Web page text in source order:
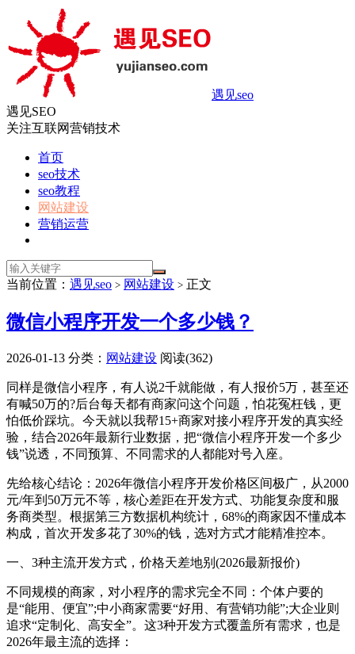
遇见seo
遇见SEO
关注互联网营销技术
首页
seo技术
seo教程
网站建设
营销运营
当前位置： 遇见seo > 网站建设 > 正文
微信小程序开发一个多少钱？
2026-01-13 分类： 网站建设 阅读(362)
同样是微信小程序，有人说2千就能做，有人报价5万，甚至还
有喊50万的?后台每天都有商家问这个问题，怕花冤枉钱，更
怕低价踩坑。今天就以我帮15+商家对接小程序开发的真实经
验，结合2026年最新行业数据，把“微信小程序开发一个多少
钱”说透，不同预算、不同需求的人都能对号入座。
先给核心结论：2026年微信小程序开发价格区间极广，从2000
元/年到50万元不等，核心差距在开发方式、功能复杂度和服
务商类型。根据第三方数据机构统计，68%的商家因不懂成本
构成，首次开发多花了30%的钱，选对方式才能精准控本。
一、3种主流开发方式，价格天差地别(2026最新报价)
不同规模的商家，对小程序的需求完全不同：个体户要的
是“能用、便宜”;中小商家需要“好用、有营销功能”;大企业则
追求“定制化、高安全”。这3种开发方式覆盖所有需求，也是
2026年最主流的选择：